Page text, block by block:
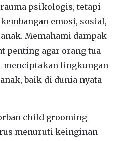
psikologis, tetapi
emosi, sosial,
Memahami dampak
penting agar orang tua
menciptakan lingkungan
baik di dunia nyata
child grooming
menuruti keinginan